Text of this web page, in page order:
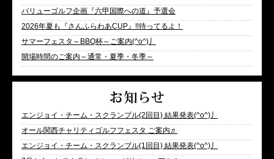
バリューゴルフ企画『六甲国際への道』予選会
2026年夏も『さんふらわあCUP』!!待ってるよ！
サマーフェスタ～BBQ杯～ご案内(^o^)丿
開場時間のご案内～通常・夏季・冬季～
エンジョイ・チーム・スクランブル(2回目) 結果発表(^o^)丿
オール関西チャリティゴルフフェスタ ご案内♬
エンジョイ・チーム・スクランブル(1回目) 結果発表(^o^)丿